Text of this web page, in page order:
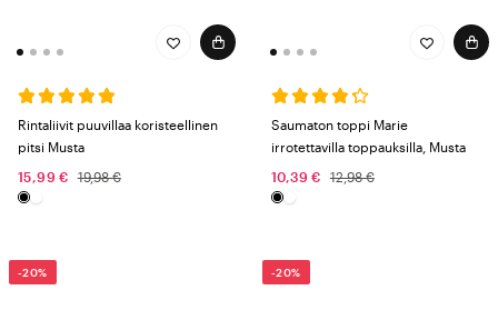
Rintaliivit puuvillaa koristeellinen
pitsi Musta
15,99 €
19,98 €
Saumaton toppi Marie
irrotettavilla toppauksilla, Musta
10,39 €
12,98 €
-20% -20%